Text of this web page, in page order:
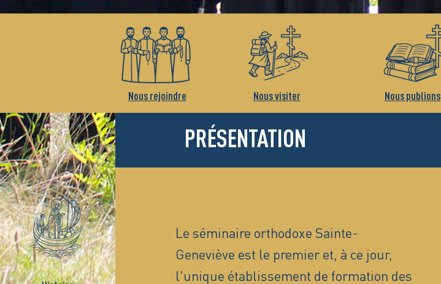
Nous rejoindre Nous visiter Nous publions
PRÉSENTATION
Le séminaire orthodoxe Sainte-
Geneviève est le premier et, à ce jour,
l'unique établissement de formation des